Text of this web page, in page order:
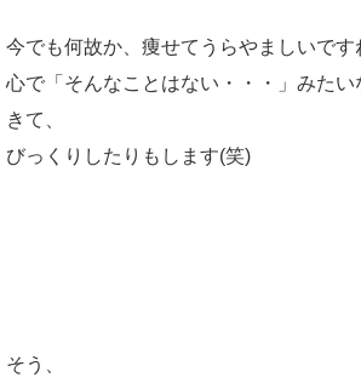
今でも何故か、痩せてうらやましいです
心で「そんなことはない・・・」みたい
きて、
びっくりしたりもします(笑)
そう、